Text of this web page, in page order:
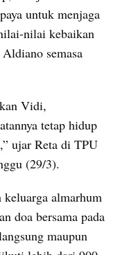
untuk menjaga
nilai kebaikan
semasa
Vidi,
tetap hidup
ujar Reta di TPU
(29/3).
keluarga almarhum
doa bersama pada
maupun